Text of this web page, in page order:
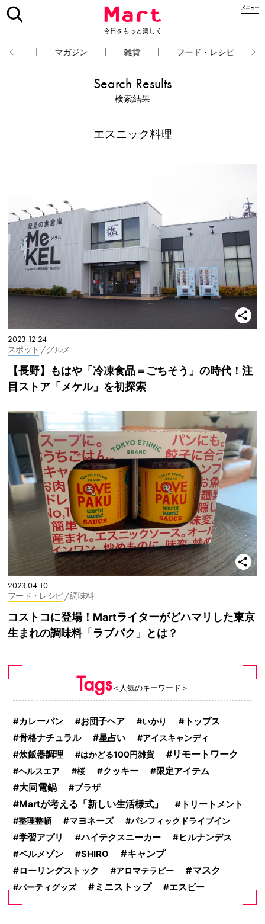
今日をもっと楽しく
占い マガジン 雑貨 フード・レシピ
Search Results
検索結果
エスニック料理
2023.12.24
スポット / グルメ
【長野】もはや「冷凍食品＝ごちそう」の時代！注
目ストア「メケル」を初探索
2023.04.10
フード・レシピ / 調味料
コストコに登場！Martライターがどハマリした東京
生まれの調味料「ラブパク」とは？
Tags＜人気のキーワード＞
カレーパン お団子ヘア いかり
トップス
骨格ナチュラル
星占い アイスキャンディ
炊飯器調理 はかどる100円雑貨 リモートワーク
ヘルスエア 桜 クッキー
限定アイテム
大同電鍋
プラザ
Martが考える「新しい生活様式」 トリートメント
整理整頓 マヨネーズ パシフィックドライブイン
学習アプリ ハイテクスニーカー
ヒルナンデス
ベルメゾン
SHIRO キャンプ
ローリングストック アロマテラピー マスク
パーティグッズ ミニストップ エスビー